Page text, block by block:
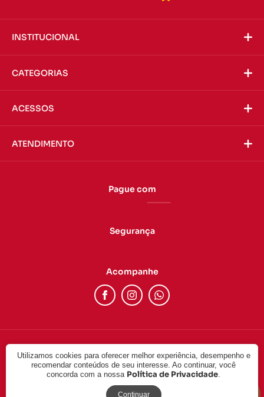
INSTITUCIONAL
CATEGORIAS
ACESSOS
ATENDIMENTO
Pague com
Segurança
Acompanhe
© 2022 - DUAS CABEÇAS LTDA. CNPJ: 24.757.092/0001-17. Todos
os direitos reservados.
Utilizamos cookies para oferecer melhor experiência, desempenho e
recomendar conteúdos de seu interesse. Ao continuar, você
concorda com a nossa Política de Privacidade.
Continuar